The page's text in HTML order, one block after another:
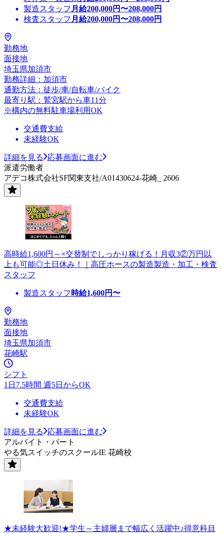
製造スタッフ 月給200,000円〜208,000円
検査スタッフ 月給200,000円〜208,000円
勤務地
面接地
埼玉県加須市
勤務詳細：加須市
通勤方法：徒歩/車/自転車/バイク
最寄り駅：鷲宮駅から車11分
※構内の無料駐車場利用OK
交通費支給
未経験OK
詳細を見る
応募画面に進む
派遣労働者
アデコ株式会社SF関東支社/A01430624-花崎_ 2606
高時給1,600円～×交替制でしっかり稼げる！月収3②万円以
上も可能◎土日休み！｜高圧ホースの製造製造・加工・検査
スタッフ
製造スタッフ 時給1,600円〜
勤務地
面接地
埼玉県加須市
花崎駅
シフト
1日7.5時間 週5日からOK
交通費支給
未経験OK
詳細を見る
応募画面に進む
アルバイト・パート
やる気スイッチのスクールIE 花崎校
★未経験大歓迎!★学生～主婦層まで幅広く活躍中♪得意科目